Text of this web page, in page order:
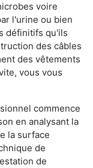
voire
l'urine ou bien
définitifs qu'ils
des câbles
des vêtements
vous vous
commence
en analysant la
la surface
de
de